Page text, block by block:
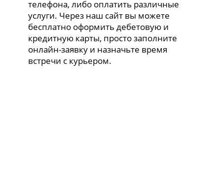
телефона, либо оплатить различные
услуги. Через наш сайт вы можете
бесплатно оформить дебетовую и
кредитную карты, просто заполните
онлайн-заявку и назначьте время
встречи с курьером.